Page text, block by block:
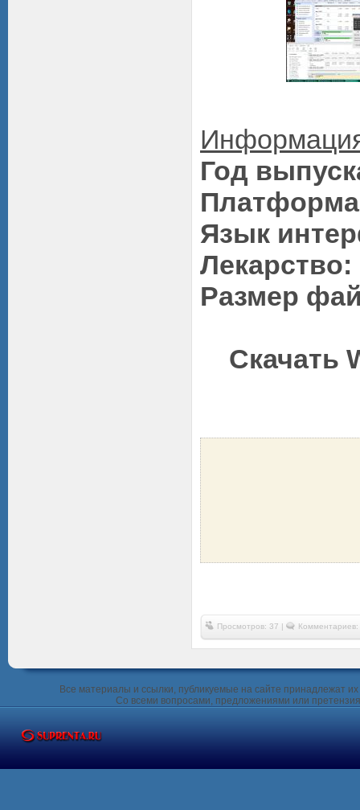
Год
Язык
Лекарство:
Размер
Скачать
Просмотров: 37 | Комментариев:
Все материалы и ссылки, публикуемые на сайте принадлежат
Со всеми вопросами, предложениями или